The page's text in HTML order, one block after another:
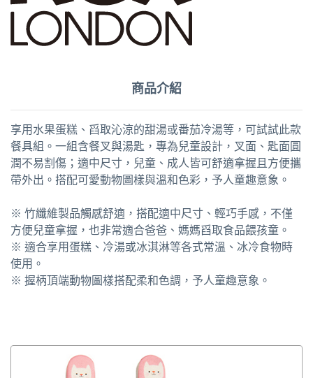
商品介紹
享用水果蛋糕、舀取沁涼的甜湯或番茄冷湯等，可試試此款
餐具組。一組含餐叉與湯匙，專為兒童設計，叉面、匙面圓
潤不易割傷；適中尺寸，兒童、成人皆可舒適拿握且方便攜
帶外出。搭配可愛動物圖樣與溫和色彩，予人童趣意象。
※ 竹纖維製品觸感舒適，搭配適中尺寸、輕巧手感，不僅
方便兒童拿握，也非常適合爸爸、媽媽舀取食品餵孩童。
※ 適合享用蛋糕、冷湯或冰淇淋等各式常溫、冰冷食物時
使用。
※ 握柄頂端動物圖樣搭配柔和色調，予人童趣意象。